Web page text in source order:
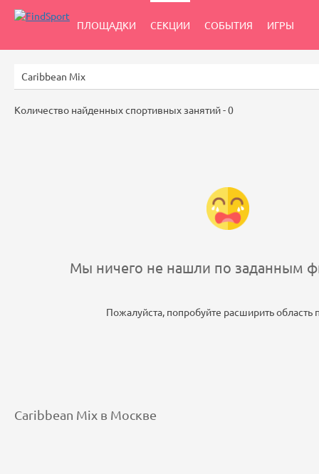
ПЛОЩАДКИ СЕКЦИИ СОБЫТИЯ ИГРЫ
Caribbean Mix в Москве
Количество найденных спортивных занятий -0
Мы ничего не нашли по заданным
Пожалуйста, попробуйте расширить область